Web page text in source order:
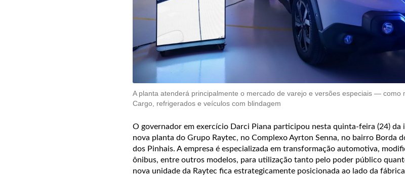
A planta atenderá principalmente o mercado de varejo e versões especiais — como
Cargo, refrigerados e veículos com blindagem
O governador em exercício Darci Piana participou nesta quinta-feira (24) da
nova planta do Grupo Raytec, no Complexo Ayrton Senna, no bairro Borda
dos Pinhais. A empresa é especializada em transformação automotiva,
ônibus, entre outros modelos, para utilização tanto pelo poder público
nova unidade da Raytec fica estrategicamente posicionada ao lado da